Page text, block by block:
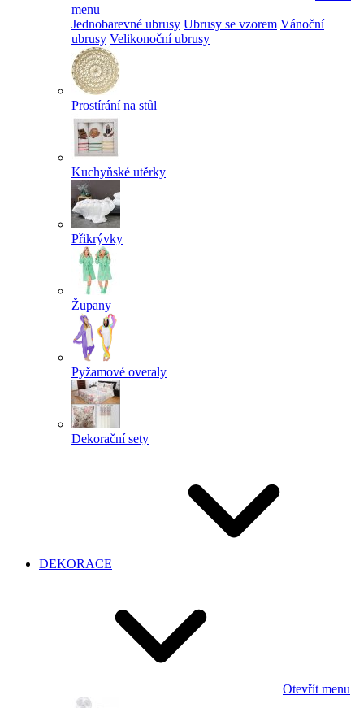
menu
Jednobarevné ubrusy Ubrusy se vzorem Vánoční
ubrusy Velikonoční ubrusy
Prostírání na stůl
Kuchyňské utěrky
Přikrývky
Župany
Pyžamové overaly
Dekorační sety
DEKORACE
Otevřít menu